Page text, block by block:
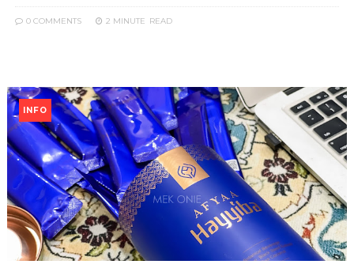
0 COMMENTS 2 MINUTE READ
INFO